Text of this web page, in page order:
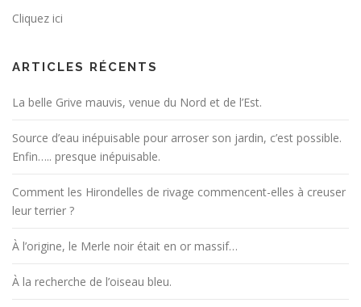
Cliquez ici
ARTICLES RÉCENTS
La belle Grive mauvis, venue du Nord et de l’Est.
Source d’eau inépuisable pour arroser son jardin, c’est possible.
Enfin….. presque inépuisable.
Comment les Hirondelles de rivage commencent-elles à creuser
leur terrier ?
À l’origine, le Merle noir était en or massif…
À la recherche de l’oiseau bleu.